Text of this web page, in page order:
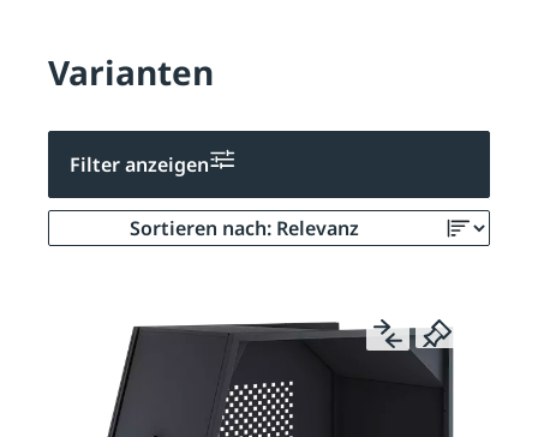
Varianten
Filter anzeigen